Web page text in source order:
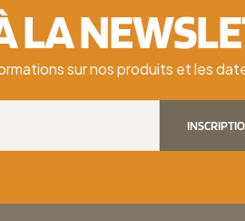
LA
sur nos produits et les